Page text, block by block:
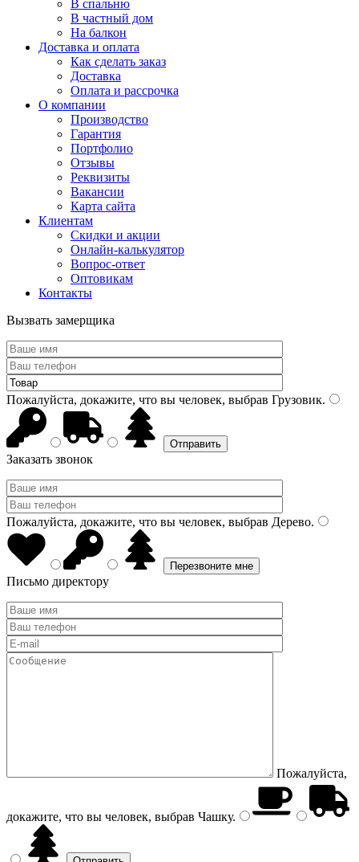
В спальню
В частный дом
На балкон
Доставка и оплата
Как сделать заказ
Доставка
Оплата и рассрочка
О компании
Производство
Гарантия
Портфолио
Отзывы
Реквизиты
Вакансии
Карта сайта
Клиентам
Скидки и акции
Онлайн-калькулятор
Вопрос-ответ
Оптовикам
Контакты
Вызвать замерщика
Пожалуйста, докажите, что вы человек, выбрав Грузовик.
Заказать звонок
Пожалуйста, докажите, что вы человек, выбрав Дерево.
Письмо директору
Пожалуйста,
докажите, что вы человек, выбрав Чашку.